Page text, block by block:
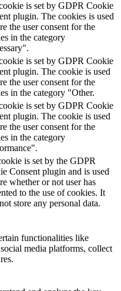
is set by GDPR Cookie
plugin. The cookies is used
the user consent for the
in the category
is set by GDPR Cookie
plugin. The cookie is used
the user consent for the
in the category "Other.
is set by GDPR Cookie
plugin. The cookie is used
the user consent for the
in the category
is set by the GDPR
Consent plugin and is used
whether or not user has
to the use of cookies. It
store any personal data.
functionalities like
media platforms, collect